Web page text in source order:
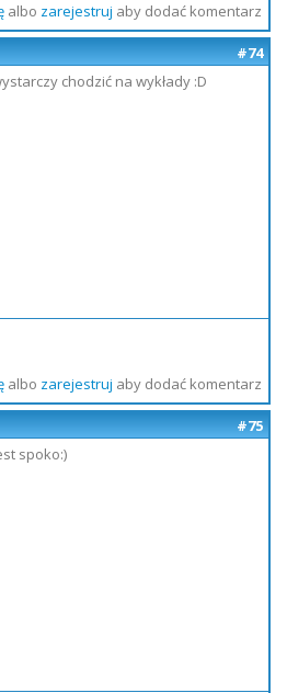
albo zarejestruj aby dodać komentarz
#74
chodzić na wykłady :D
albo zarejestruj aby dodać komentarz
#75
spoko:)